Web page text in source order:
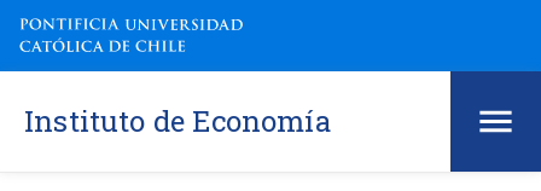
Instituto de Economía